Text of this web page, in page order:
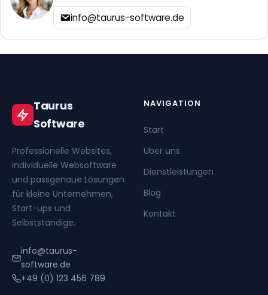
info@taurus-software.de
Taurus
Software
Professionelle Websites,
individuelle Websoftware
und passgenaue Lösungen
für kleine Unternehmen,
Start-ups und
Selbstständige.
info@taurus-
software.de
+49 (0) 123 456 789
NAVIGATION
Start
Über uns
Dienstleistungen
Blog
Kontakt